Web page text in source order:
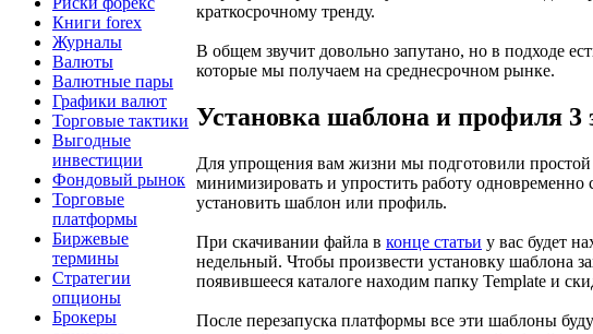
Книги forex
Журналы
Валюты
Валютные пары
Графики валют
Торговые тактики
Выгодные
инвестиции
Фондовый рынок
Торговые
платформы
Биржевые
термины
Стратегии
опционы
Брокеры
краткосрочному тренду.
В общем звучит довольно запутано, но в подходе
которые мы получаем на среднесрочном рынке.
Установка шаблона и профиля 3
Для упрощения вам жизни мы подготовили простой
минимизировать и упростить работу
установить шаблон или профиль.
При скачивании файла в конце статьи у вас будет
недельный. Чтобы произвести установку шаблона
появившееся каталоге находим папку Template и
После перезапуска платформы все эти шаблоны